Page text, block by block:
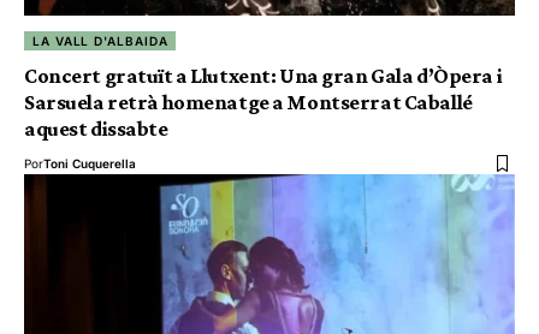
LA VALL D'ALBAIDA
Concert gratuït a Llutxent: Una gran Gala d’Òpera i
Sarsuela retrà homenatge a Montserrat Caballé
aquest dissabte
PorToni Cuquerella